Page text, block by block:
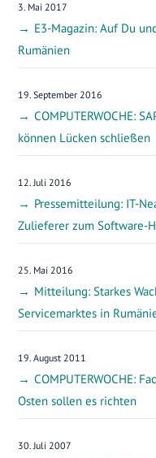
3. Mai 2017
E3-Magazin: Auf Du
Rumänien
19. September 2016
COMPUTERWOCHE:
können Lücken schließen
12. Juli 2016
Pressemitteilung: IT-
Zulieferer zum Software-
25. Mai 2016
Mitteilung: Starkes
Servicemarktes in
19. August 2011
COMPUTERWOCHE:
Osten sollen es richten
30. Juli 2007